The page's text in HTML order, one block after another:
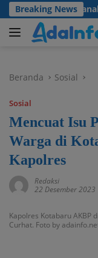
Langsung
ke
konten
Breaking News
Pemkab Tanah
Beranda Sosial
Sosial
Mencuat Isu
Warga di
Kapolres
Redaksi
22 Desember 2023
Kapolres Kotabaru AKBP
Curhat. Foto by